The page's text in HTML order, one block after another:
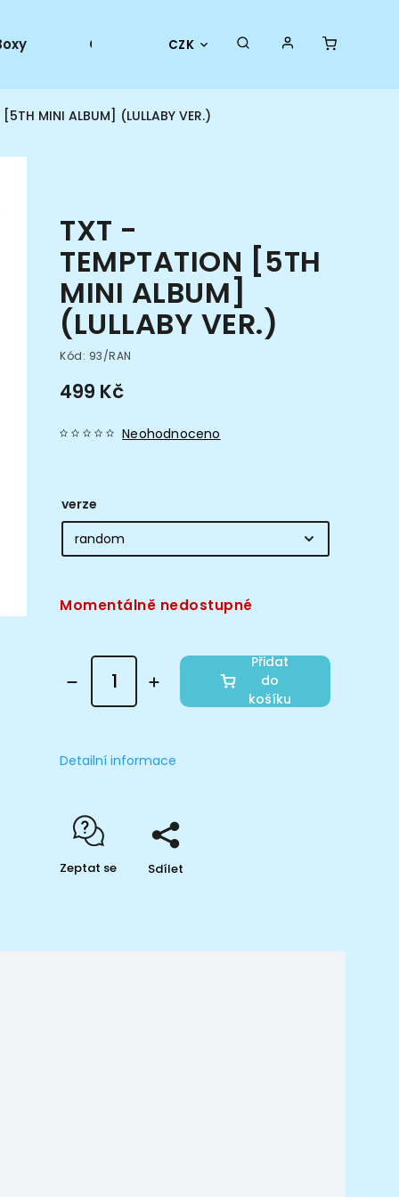
CZK
Collector goods Oficiální merch
MINI ALBUM] (LULLABY VER.)
TXT -
TEMPTATION [5TH
MINI ALBUM]
(LULLABY VER.)
Kód: 93/RAN
499 Kč
Neohodnoceno
verze
Momentálně nedostupné
Přidat
do
košíku
Detailní informace
Zeptat se Sdílet